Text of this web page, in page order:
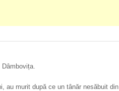
au murit după ce un tânăr nesăbuit din